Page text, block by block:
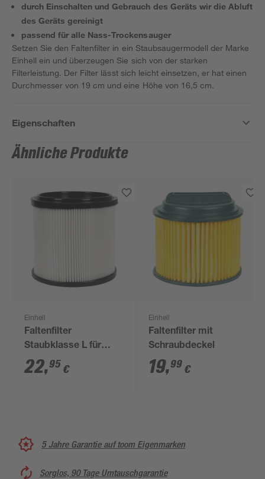
durch Einschalten und Gebrauch des Geräts wir die Abluft
des Geräts gereinigt
passend für alle Nass-Trockensauger
Setzen Sie den Faltenfilter in ein Staubsaugermodell der Marke
Einhell ein und überzeugen Sie sich von der starken
Filterleistung. Der Filter lässt sich leicht einsetzen, er hat einen
Durchmesser von 19 cm und eine Höhe von 16,5 cm.
Eigenschaften
Ähnliche Produkte
Einhell
Faltenfilter
Staubklasse L für
Nass-Trockensauger
22,95 €
Einhell
Faltenfilter mit
Schraubdeckel
19,99 €
5 Jahre Garantie auf toom Eigenmarken
Sorglos, 90 Tage Umtauschgarantie